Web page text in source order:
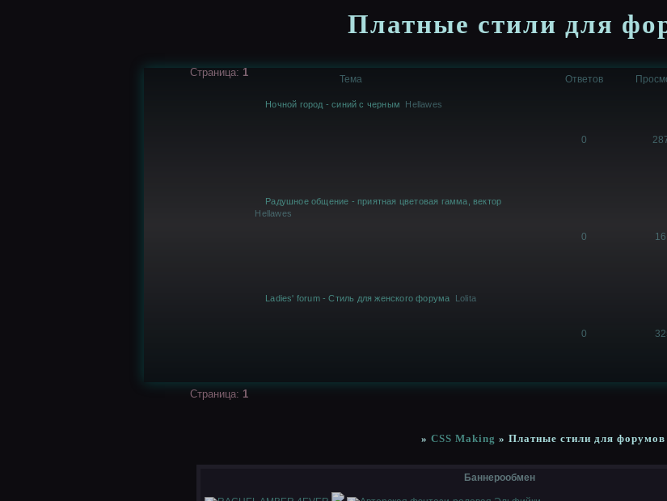
Платные стили для
Страница: 1
Тема Ответов
Ночной город - синий с черным Hellawes
0
Радушное общение - приятная цветовая гамма, вектор
Hellawes
0 161
Ladies' forum - Стиль для женского форума Lolita
0
Страница: 1
» CSS Making » Платные стили для форумов
Баннерообмен